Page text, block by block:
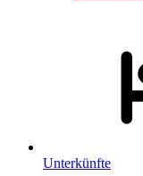
Unterkünfte